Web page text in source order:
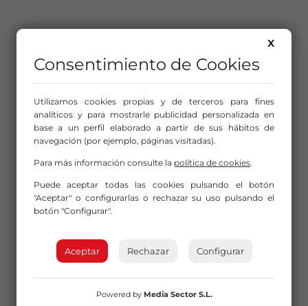
X
Consentimiento de Cookies
Utilizamos cookies propias y de terceros para fines
analíticos y para mostrarle publicidad personalizada en
base a un perfil elaborado a partir de sus hábitos de
navegación (por ejemplo, páginas visitadas).
Para más información consulte la política de cookies.
Puede aceptar todas las cookies pulsando el botón
"Aceptar" o configurarlas o rechazar su uso pulsando el
botón "Configurar".
Aceptar Rechazar Configurar
Powered by Media Sector S.L.